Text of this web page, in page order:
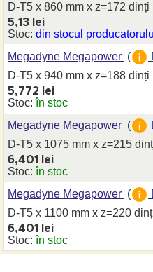
D-T5 x 860 mm x z=172 dinți
5,13 lei
Stoc: din stocul
Megadyne Megapower (
D-T5 x 940 mm x z=188 dinți
5,772 lei
Stoc:în stoc
Megadyne Megapower (
D-T5 x 1075 mm x z=215
6,401 lei
Stoc:în stoc
Megadyne Megapower (
D-T5 x 1100 mm x z=220
6,401 lei
Stoc:în stoc